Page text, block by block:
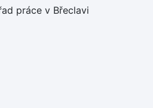
práce v Břeclavi